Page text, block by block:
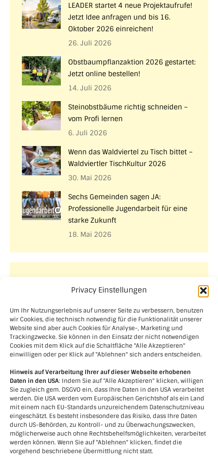
Privacy Einstellungen
Um Ihr Nutzungserlebnis auf unserer Seite zu verbessern, benutzen
wir Cookies, die technisch notwendig für die Funktionalität unserer
Website sind aber auch Cookies für Analyse-, Marketing und
Trackingzwecke. Sie können in den Einsatz der nicht notwendigen
Cookies mit dem Klick auf die Schaltfläche "Alle Akzeptieren"
einwilligen oder per Klick auf "Ablehnen" sich anders entscheiden.
Hinweis auf Verarbeitung Ihrer auf dieser Webseite erhobenen
Daten in den USA: Indem Sie auf "Alle Akzeptieren" klicken, willigen
Sie zugleich gem. DSGVO ein, dass Ihre Daten in den USA verarbeitet
werden. Die USA werden vom Europäischen Gerichtshof als ein Land
mit einem nach EU-Standards unzureichendem Datenschutzniveau
eingeschätzt. Es besteht insbesondere das Risiko, dass Ihre Daten
durch US-Behörden, zu Kontroll- und zu Überwachungszwecken,
möglicherweise auch ohne Rechtsbehelfsmöglichkeiten, verarbeitet
werden können. Wenn Sie auf "Ablehnen" klicken, findet die
vorgehend beschriebene Übermittlung nicht statt.
LEADER startet 4 neue Projektaufrufe!
Jetzt Idee anfragen und bis 16.
Oktober 2026 einreichen!
26. Juli 2026
Obstbaumpflanzaktion 2026 gestartet:
Jetzt online bestellen!
14. Juli 2026
Steinobstbäume richtig schneiden –
vom Profi lernen
6. Juli 2026
Wenn das Waldviertel zu Tisch bittet –
Waldviertler TischKultur 2026
30. Mai 2026
Sechs Gemeinden sagen JA:
Professionelle Jugendarbeit für eine
starke Zukunft
18. Mai 2026